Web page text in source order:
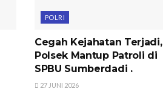
POLRI
Cegah Kejahatan Terjadi,
Polsek Mantup Patroli di
SPBU Sumberdadi .
27 JUNI 2026